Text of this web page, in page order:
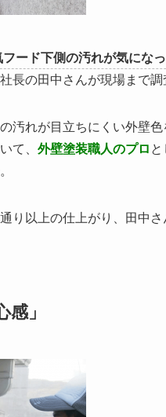
ード下側の汚れが気になっ
長の田中さんが現場まで調
汚れが目立ちにくい外壁
て、 外壁塗装職人のプロ
り以上の仕上がり、田中
」